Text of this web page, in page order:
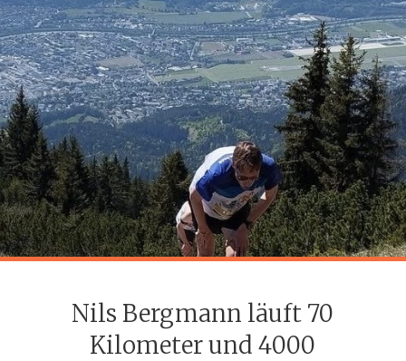
Nils Bergmann läuft 70
Kilometer und 4000